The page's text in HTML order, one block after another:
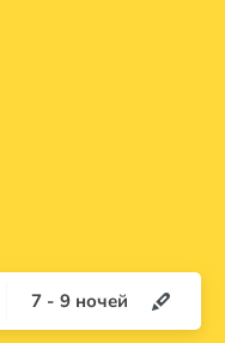
7 - 9 ночей